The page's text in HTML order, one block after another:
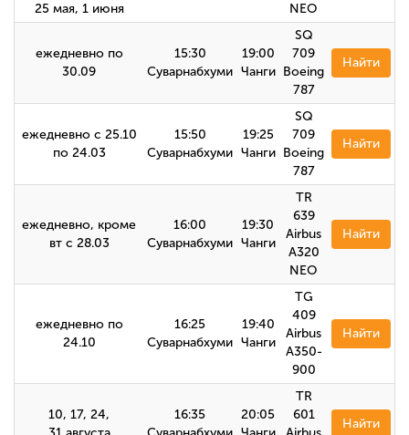
25 мая, 1 июня
NEO
ежедневно по
30.09
15:30
Суварнабхуми
19:00
Чанги
SQ
709
Boeing
787
Найти
ежедневно с 25.10
по 24.03
15:50
Суварнабхуми
19:25
Чанги
SQ
709
Boeing
787
Найти
ежедневно, кроме
вт с 28.03
16:00
Суварнабхуми
19:30
Чанги
TR
639
Airbus
A320
NEO
Найти
ежедневно по
24.10
16:25
Суварнабхуми
19:40
Чанги
TG
409
Airbus
A350-
900
Найти
10, 17, 24,
16:35
20:05
TR
601
Найти